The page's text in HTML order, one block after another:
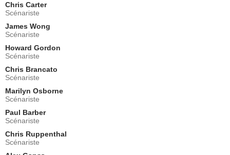
Insp. Phoebe Green
- 1 Episode :
Brad Dourif
Luther Lee Boggs
- 1 Episode :13
Brent Hinkley
Frère Andrew
- 1 Episode :
Christopher Allport
Agent Jack Willis
- 1 Episode :15
Robin Mossley
Dr Joe Ridley
- 1 Episode :
Chris Carter
Scénariste
James Wong
Scénariste
Howard Gordon
Scénariste
Chris Brancato
Scénariste
Marilyn Osborne
Scénariste
Paul Barber
Scénariste
Chris Ruppenthal
Scénariste